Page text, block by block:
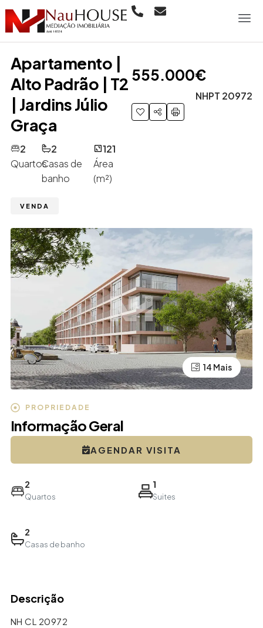
Apartamento |
Alto Padrão | T2
| Jardins Júlio
Graça
Quartos
2
Casas de
banho
2
Área
(m²)
121
VENDA
555.000€
NHPT 20972
10 Mais
14 Mais
PROPRIEDADE
Informação Geral
AGENDAR VISITA
2
Quartos
1
Suites
2
Casas de banho
−
Descrição
NH CL 20972